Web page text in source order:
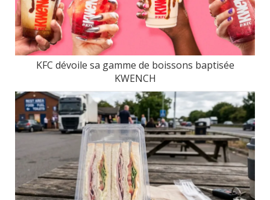
KFC dévoile sa gamme de boissons baptisée
KWENCH